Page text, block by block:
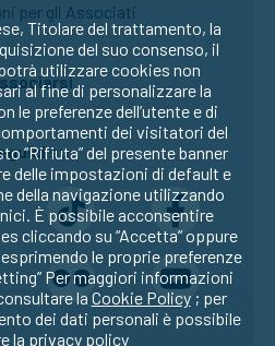
per gli Associati
su:
Titolare del trattamento, la
del suo consenso, il
utilizzare cookies non
al fine di personalizzare la
le preferenze dell’utente e di
dei visitatori del
“Rifiuta” del presente banner
delle impostazioni di default e
della navigazione utilizzando
È possibile acconsentire
cliccando su “Accetta” oppure
le proprie preferenze
Per maggiori informazioni
la Cookie Policy; per
dei dati personali è possibile
la privacy policy